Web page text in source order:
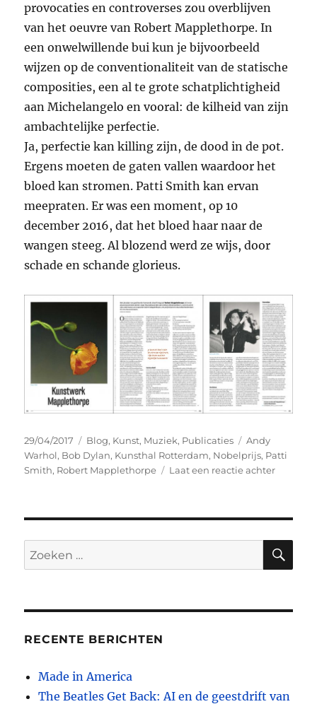
provocaties en controverses zou overblijven
van het oeuvre van Robert Mapplethorpe. In
een onwelwillende bui kun je bijvoorbeeld
wijzen op de conventionaliteit van de statische
composities, een al te grote schatplichtigheid
aan Michelangelo en vooral: de kilheid van zijn
ambachtelijke perfectie.
Ja, perfectie kan killing zijn, de dood in de pot.
Ergens moeten de gaten vallen waardoor het
bloed kan stromen. Patti Smith kan ervan
meepraten. Er was een moment, op 10
december 2016, dat het bloed haar naar de
wangen steeg. Al blozend werd ze wijs, door
schade en schande glorieus.
Geplaatst
op
29/04/2017 Categorieën
Blog, Kunst, Muziek, Publicaties Tags
Andy
Warhol, Bob Dylan, Kunsthal Rotterdam, Nobelprijs, Patti
Smith, Robert Mapplethorpe Laat een reactie achterop
Zoeken
naar:
RECENTE BERICHTEN
Made in America
The Beatles Get Back: AI en de geestdrift van